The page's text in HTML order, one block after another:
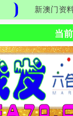
新澳门资
当